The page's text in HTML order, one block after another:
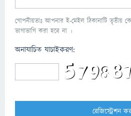
গোপনীয়তাঃ আপনার ই-মেইল ঠিকানাটি তৃতীয়
ভাগাভাগি করা হবে না ।
অনাযাচিত যাচাইকরণ: